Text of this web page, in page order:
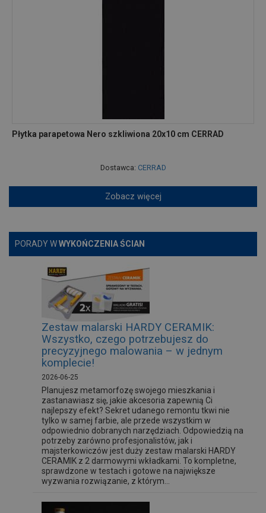
Płytka parapetowa Nero szkliwiona 20x10 cm CERRAD
Dostawca: CERRAD
Zobacz więcej
PORADY WWYKOŃCZENIA ŚCIAN
Zestaw malarski HARDY CERAMIK:
Wszystko, czego potrzebujesz do
precyzyjnego malowania – w jednym
komplecie!
2026-06-25
Planujesz metamorfozę swojego mieszkania i
zastanawiasz się, jakie akcesoria zapewnią Ci
najlepszy efekt? Sekret udanego remontu tkwi nie
tylko w samej farbie, ale przede wszystkim w
odpowiednio dobranych narzędziach. Odpowiedzią na
potrzeby zarówno profesjonalistów, jak i
majsterkowiczów jest duży zestaw malarski HARDY
CERAMIK z 2 darmowymi wkładkami. To kompletne,
sprawdzone w testach i gotowe na największe
wyzwania rozwiązanie, z którym...